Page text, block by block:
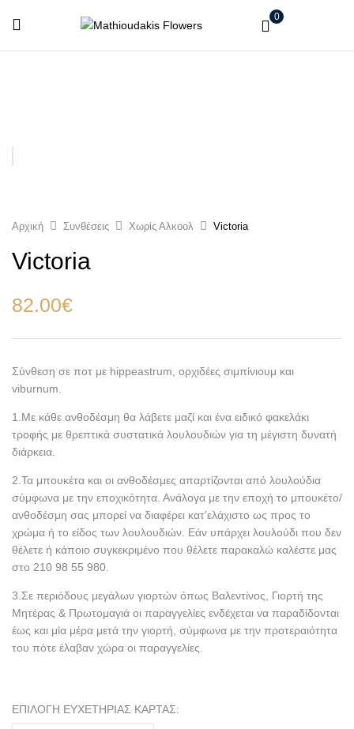
0
Αρχική Συνθέσεις Χωρίς Αλκοολ Victoria
Victoria
82.00€
Σύνθεση σε ποτ με hippeastrum, ορχιδέες σιμπίνιουμ και
viburnum.
1.Με κάθε ανθοδέσμη θα λάβετε μαζί και ένα ειδικό φακελάκι
τροφής με θρεπτικά συστατικά λουλουδιών για τη μέγιστη δυνατή
διάρκεια.
2.Τα μπουκέτα και οι ανθοδέσμες απαρτίζονται από λουλούδια
σύμφωνα με την εποχικότητα. Ανάλογα με την εποχή το μπουκέτο/
ανθοδέσμη σας μπορεί να διαφέρει κατ’ελάχιστο ως προς το
χρώμα ή το είδος των λουλουδιών. Εάν υπάρχει λουλούδι που δεν
θέλετε ή κάποιο συγκεκριμένο που θέλετε παρακαλώ καλέστε μας
στο 210 98 55 980.
3.Σε περιόδους μεγάλων γιορτών όπως Βαλεντίνος, Γιορτή της
Μητέρας & Πρωτομαγιά οι παραγγελίες ενδέχεται να παραδίδονται
έως και μία μέρα μετά την γιορτή, σύμφωνα με την προτεραιότητα
του πότε έλαβαν χώρα οι παραγγελίες.
ΕΠΙΛΟΓΗ ΕΥΧΕΤΗΡΙΑΣ ΚΑΡΤΑΣ: